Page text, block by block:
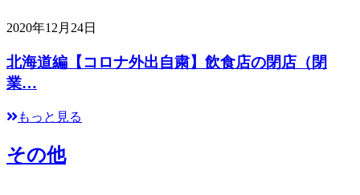
2020年12月24日
北海道編【コロナ外出自粛】飲食店の閉店（閉
業…
もっと見る
その他